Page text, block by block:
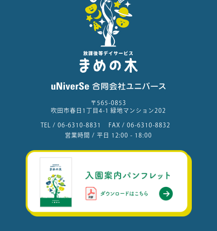
〒565-0853
吹田市春日1丁目4-1 緑地マンション202
TEL / 06-6310-8831 FAX /06-6310-8832
営業時間 / 平日 12:00 - 18:00